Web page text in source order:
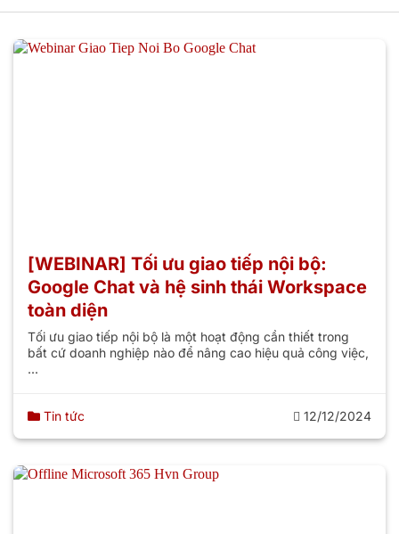
[WEBINAR] Tối ưu giao tiếp nội bộ:
Google Chat và hệ sinh thái Workspace
toàn diện
Tối ưu giao tiếp nội bộ là một hoạt động cần thiết trong
bất cứ doanh nghiệp nào để nâng cao hiệu quả công việc,
...
Tin tức 12/12/2024